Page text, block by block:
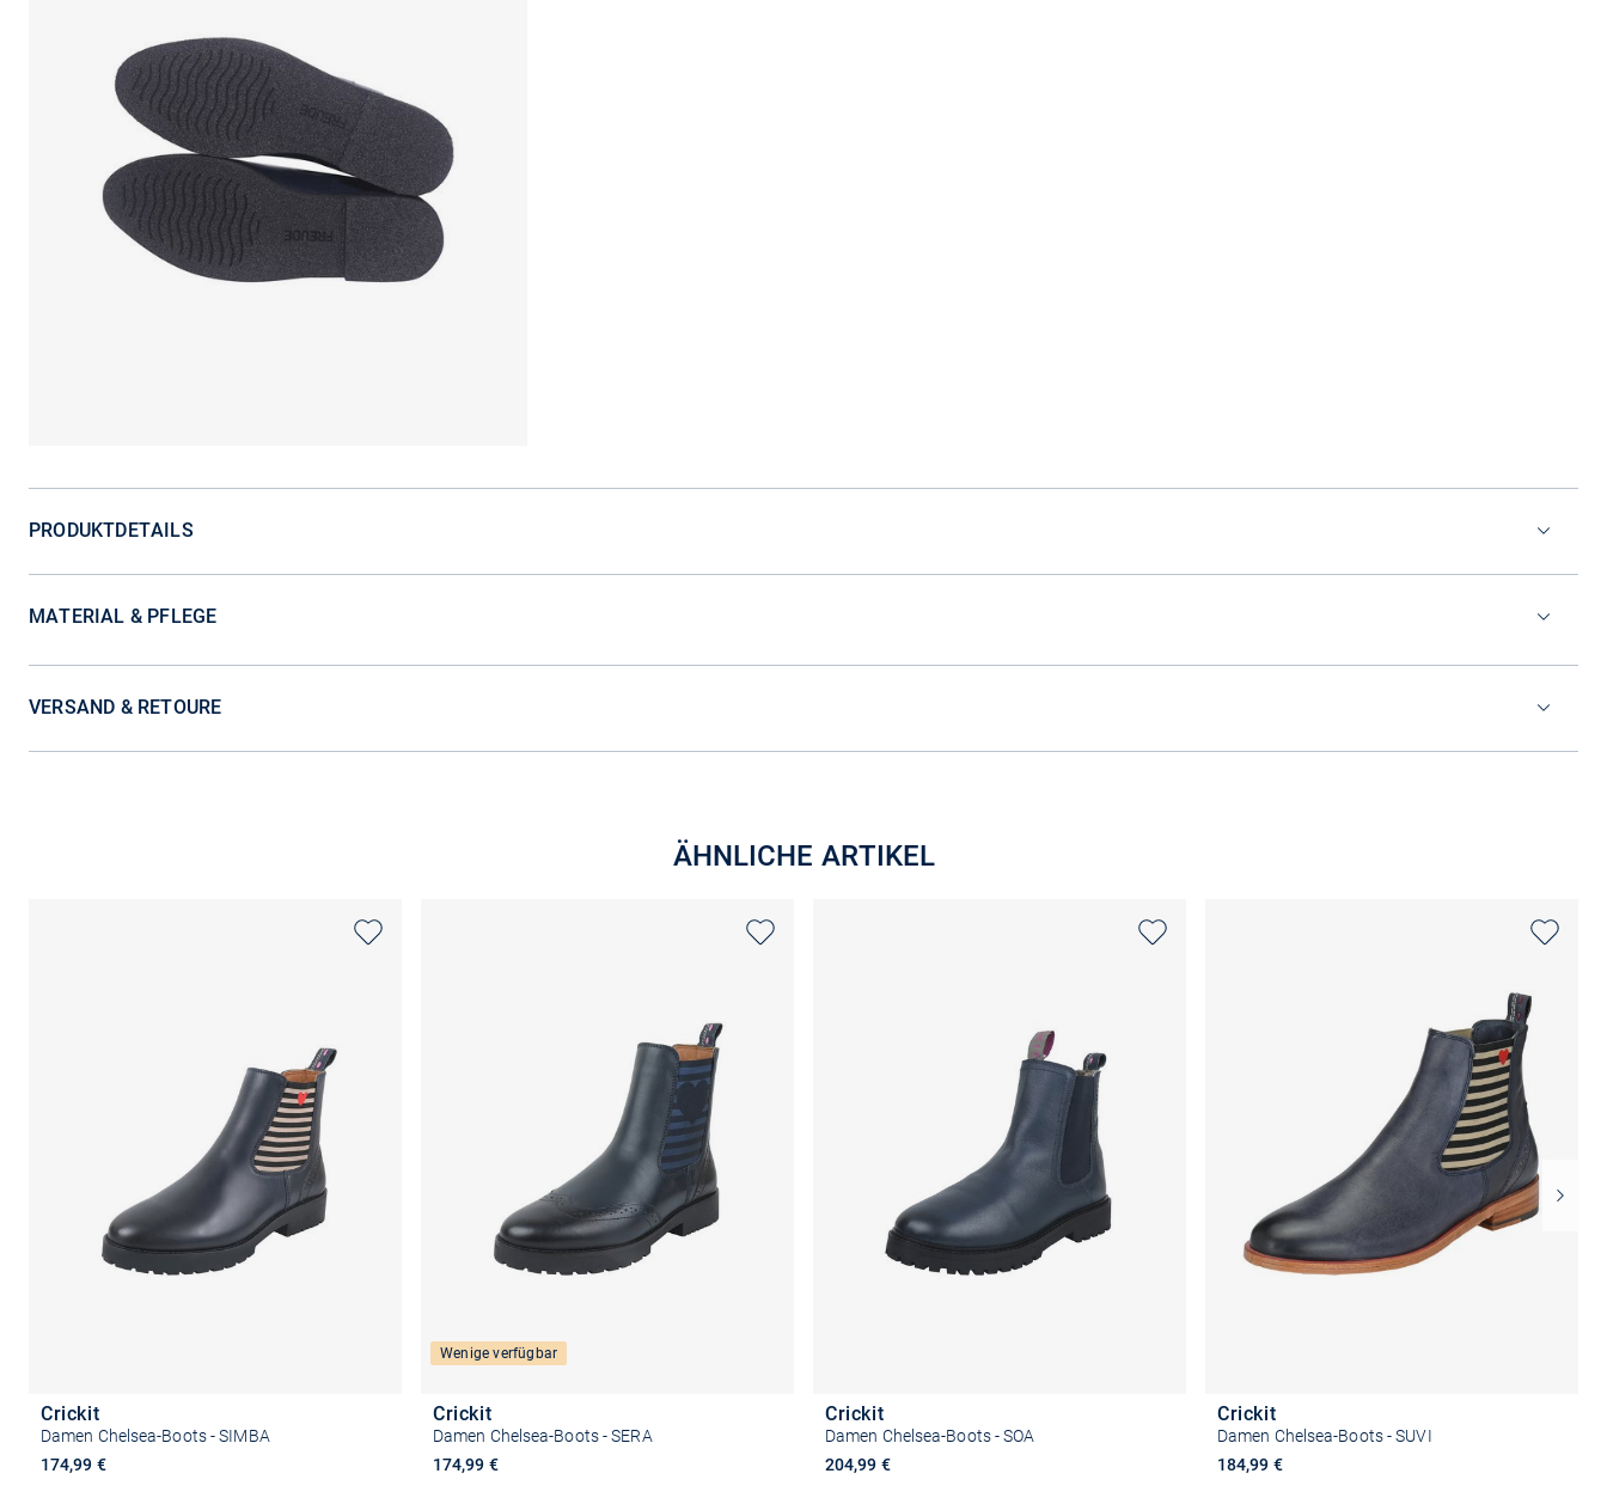
PRODUKTDETAILS
MATERIAL & PFLEGE
VERSAND & RETOURE
ÄHNLICHE ARTIKEL
Crickit
Damen Chelsea-Boots - SIMBA
174,99 €
Wenige verfügbar
Crickit
Damen Chelsea-Boots - SERA
174,99 €
Crickit
Damen Chelsea-Boots - SOA
204,99 €
Crickit
Damen Chelsea-Boots - SUVI
184,99 €